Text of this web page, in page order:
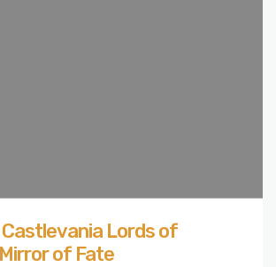
Castlevania Lords of
of Fate